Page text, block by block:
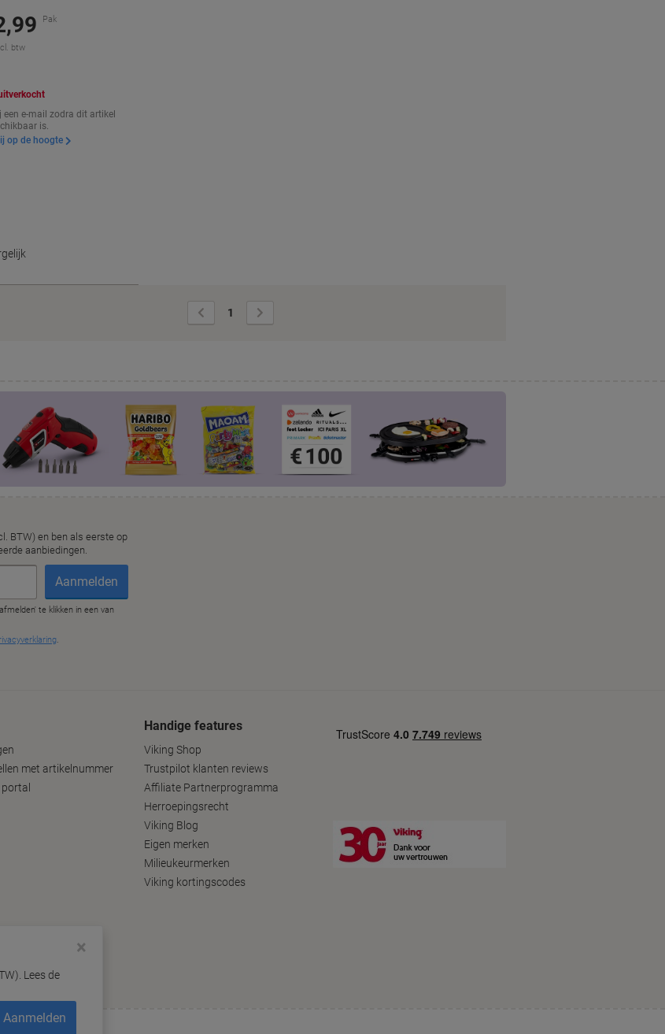
Pak
btw
een e-mail zodra dit artikel
is.
op de hoogte
Vorige
pagina
1
pagina
met artikelnummer
Handige features
Viking Shop
Trustpilot klanten reviews
Affiliate Partnerprogramma
Herroepingsrecht
Viking Blog
Eigen merken
Milieukeurmerken
Viking kortingscodes
×